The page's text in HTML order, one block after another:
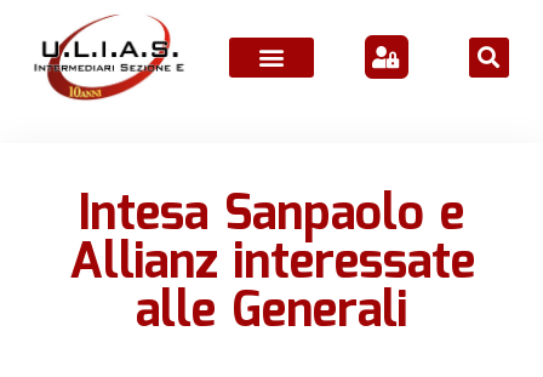
Intesa Sanpaolo e
Allianz interessate
alle Generali